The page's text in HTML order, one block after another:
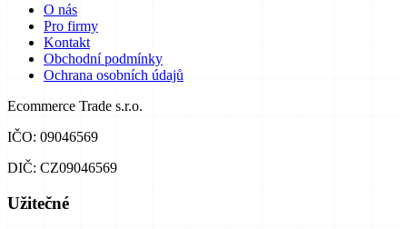
O nás
Pro firmy
Kontakt
Obchodní podmínky
Ochrana osobních údajů
Ecommerce Trade s.r.o.
IČO: 09046569
DIČ: CZ09046569
Užitečné